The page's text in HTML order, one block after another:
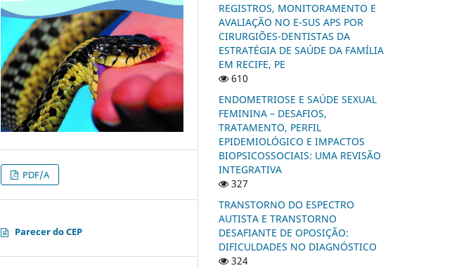
PDF/A
Parecer do CEP
REGISTROS, MONITORAMENTO E
AVALIAÇÃO NO E-SUS APS POR
CIRURGIÕES-DENTISTAS DA
ESTRATÉGIA DE SAÚDE DA FAMÍLIA
EM RECIFE, PE
610
ENDOMETRIOSE E SAÚDE SEXUAL
FEMININA – DESAFIOS,
TRATAMENTO, PERFIL
EPIDEMIOLÓGICO E IMPACTOS
BIOPSICOSSOCIAIS: UMA REVISÃO
INTEGRATIVA
327
TRANSTORNO DO ESPECTRO
AUTISTA E TRANSTORNO
DESAFIANTE DE OPOSIÇÃO:
DIFICULDADES NO DIAGNÓSTICO
324